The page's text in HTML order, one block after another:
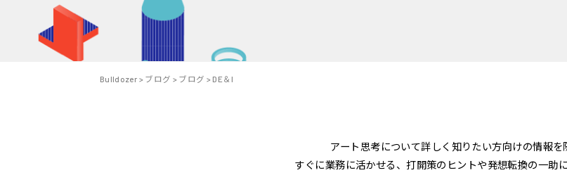
Bulldozer > ブログ > ブログ > DE＆I
アート思考について詳しく知りたい方向けの情報を
すぐに業務に活かせる、打開策のヒントや発想転換の一助